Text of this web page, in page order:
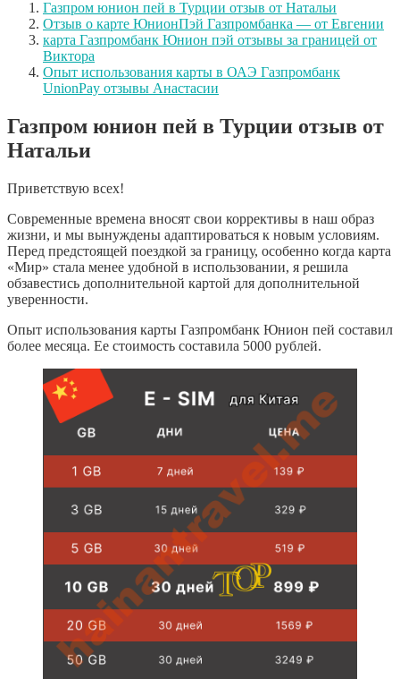
Газпром юнион пей в Турции отзыв от Натальи
Отзыв о карте ЮнионПэй Газпромбанка — от Евгении
карта Газпромбанк Юнион пэй отзывы за границей от
Виктора
Опыт использования карты в ОАЭ Газпромбанк
UnionPay отзывы Анастасии
Газпром юнион пей в Турции отзыв от
Натальи
Приветствую всех!
Современные времена вносят свои коррективы в наш образ
жизни, и мы вынуждены адаптироваться к новым условиям.
Перед предстоящей поездкой за границу, особенно когда карта
«Мир» стала менее удобной в использовании, я решила
обзавестись дополнительной картой для дополнительной
уверенности.
Опыт использования карты Газпромбанк Юнион пей составил
более месяца. Ее стоимость составила 5000 рублей.